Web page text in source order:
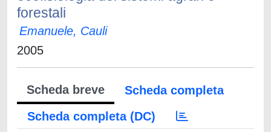
forestali
Emanuele, Cauli
2005
Scheda breve
Scheda completa
Scheda completa (DC)